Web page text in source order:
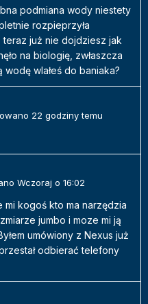
podmiana wody niestety
rozpieprzyła
już nie dojdziesz jak
na biologię, zwłaszcza
wodę wlałeś do baniaka?
22 godziny temu
Wczoraj o 16:02
kogoś kto ma narzędzia
jumbo i moze mi ją
umówiony z Nexus już
odbierać telefony